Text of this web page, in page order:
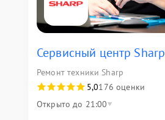
Сервисный центр Sharp
Ремонт техники Sharp
5,0176 оценки
Открыто до 21:00